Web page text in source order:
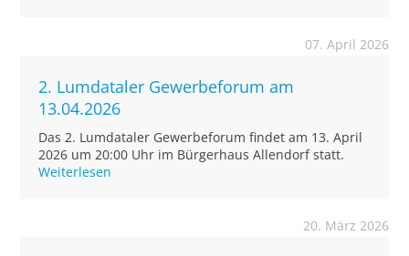
07. April 2026
2. Lumdataler Gewerbeforum am
13.04.2026
Das 2. Lumdataler Gewerbeforum findet am 13. April
2026 um 20:00 Uhr im Bürgerhaus Allendorf statt.
Weiterlesen
20. März 2026